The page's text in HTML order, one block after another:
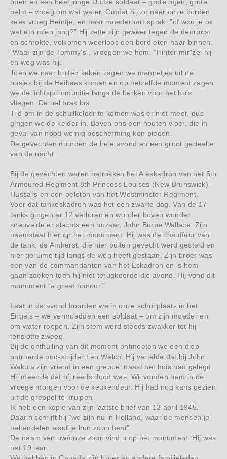
helm – vroeg om wat water. Omdat hij zo naar onze borden
keek vroeg Heintje, en haar moederhart sprak: ”of wou je ok
wat etn mien jong?” Hij zette zijn geweer tegen de deurpost
en schrokte, volkomen weerloos een bord eten naar binnen.
“Waar zijn de Tommy’s”, vroegen we hem. “Hinter mir”zei hij
en weg was hij.
Toen we naar buiten keken zagen we mannetjes uit de
bosjes bij de Heihaas komen en op hetzelfde moment zagen
we de lichtspoormunitie langs de berken voor het huis
vliegen. De hel brak los.
Tijd om in de schuilkelder te komen was er niet meer, dus
gingen we de kelder in. Boven ons een houten vloer, die in
geval van nood weinig bescherming kon bieden.
De gevechten duurden de hele avond en een groot gedeelte
van de nacht.
Bij de gevechten waren betrokken het A eskadron van het 5th
Armoured Regiment 8th Princess Louises (New Brunswick)
Hussars en een peloton van het Westminster Regiment.
Voor dat tankeskadron was het een zwarte dag. Van de 17
tanks gingen er 12 verloren en wonder boven wonder
sneuvelde er slechts een huzaar, John Burpe Wallace. Zijn
naamstaat hier op het monument. Hij was de chauffeur van
de tank, de Amherst, die hier buiten gevecht werd gesteld en
hier geruime tijd langs de weg heeft gestaan. Zijn broer was
een van de commandanten van het Eskadron en is hem
gaan zoeken toen hij niet terugkeerde die avond. Hij vond dit
monument “a great honour.”
Laat in de avond hoorden we in onze schuilplaats in het
Engels – we vermoedden een soldaat – om zijn moeder en
om water roepen. Zijn stem werd steeds zwakker tot hij
tenslotte zweeg.
Bij de onthulling van dit moment ontmoeten we een diep
ontroerde oud-strijder Len Welch. Hij vertelde dat hij John
Wakula zijn vriend in een greppel naast het huis had gelegd.
Hij meende dat hij reeds dood was. Wij vonden hem in de
vroege morgen voor de keukendeur. Hij had nog kans gezien
uit de greppel te kruipen.
Ik heb een kopie van zijn laatste brief van 13 april 1945.
Daarin schrijft hij “we zijn nu in Holland, waar de mensen je
behandelen alsof je hun zoon bent”
De naam van uw/onze zoon vind u op het monument. Hij was
net 19 jaar..